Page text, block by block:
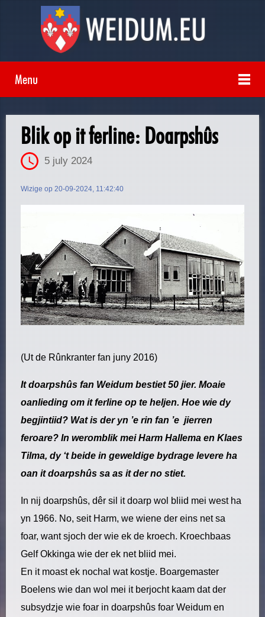
Menu
Blik op it ferline: Doarpshûs
5 july 2024
Wizige op 20-09-2024, 11:42:40
(Ut de Rûnkranter fan juny 2016)
It doarpshûs fan Weidum bestiet 50 jier. Moaie
oanlieding om it ferline op te heljen. Hoe wie dy
begjintiid? Wat is der yn ’e rin fan ’e jierren
feroare? In weromblik mei Harm Hallema en Klaes
Tilma, dy ‘t beide in geweldige bydrage levere ha
oan it doarpshûs sa as it der no stiet.
In nij doarpshûs, dêr sil it doarp wol bliid mei west ha
yn 1966. No, seit Harm, we wiene der eins net sa
foar, want sjoch der wie ek de kroech. Kroechbaas
Gelf Okkinga wie der ek net bliid mei.
En it moast ek nochal wat kostje. Boargemaster
Boelens wie dan wol mei it berjocht kaam dat der
subsydzje wie foar in doarpshûs foar Weidum en